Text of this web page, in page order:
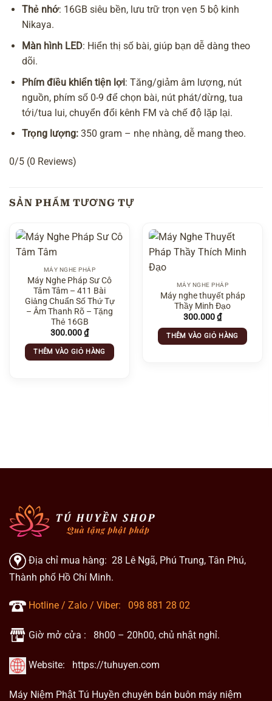
Thẻ nhớ: 16GB siêu bền, lưu trữ trọn vẹn 5 bộ kinh
Nikaya.
Màn hình LED: Hiển thị số bài, giúp bạn dễ dàng theo
dõi.
Phím điều khiển tiện lợi: Tăng/giảm âm lượng, nút
nguồn, phím số 0-9 để chọn bài, nút phát/dừng, tua
tới/tua lui, chuyển đổi kênh FM và chế độ lặp lại.
Trọng lượng: 350 gram – nhẹ nhàng, dễ mang theo.
0/5 (0 Reviews)
SẢN PHẨM TƯƠNG TỰ
MÁY NGHE PHÁP
Máy Nghe Pháp Sư Cô
Tâm Tâm – 411 Bài
Giảng Chuẩn Số Thứ Tự
– Âm Thanh Rõ – Tặng
Thẻ 16GB
300.000₫
THÊM VÀO GIỎ HÀNG
MÁY NGHE PHÁP
Máy nghe thuyết pháp
Thầy Minh Đạo
300.000₫
THÊM VÀO GIỎ HÀNG
Địa chỉ mua hàng: 28 Lê Ngã, Phú Trung, Tân Phú,
Thành phố Hồ Chí Minh.
Hotline / Zalo / Viber: 098 881 28 02
Giờ mở cửa : 8h00 – 20h00, chủ nhật nghỉ.
Website: https://tuhuyen.com
Máy Niệm Phật Tú Huyền chuyên bán buôn máy niệm